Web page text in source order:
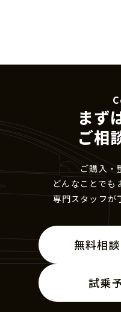
まず
ご相
ご購入・
どんなことでも
専門スタッフが
無料相
試乗